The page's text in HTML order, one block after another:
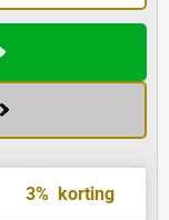
3% korting